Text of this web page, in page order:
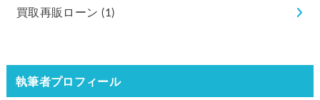
買取再販ローン(1)
執筆者プロフィール